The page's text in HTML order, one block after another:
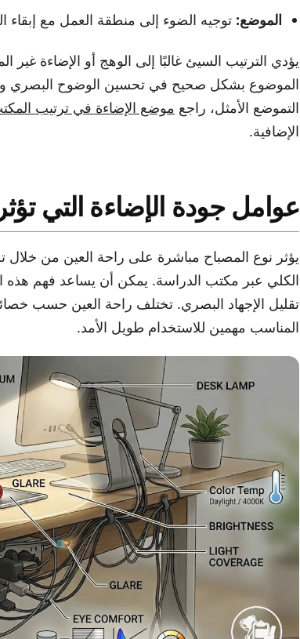
الموضع: توجيه الضوء إلى منطقة العمل مع إبقاء
يؤدي الترتيب السيئ غالبًا إلى الوهج أو الإضاءة غير
الموضوع بشكل صحيح في تحسين الوضوح البصري
التموضع الأمثل، راجع موضع الإضاءة في ترتيب
الإضافية.
عوامل جودة الإضاءة التي
يؤثر نوع المصباح مباشرة على راحة العين من خلال
الكلي عبر مكتب الدراسة. يمكن أن يساعد فهم هذه
تقليل الإجهاد البصري. تختلف راحة العين حسب
المناسب مهمين للاستخدام طويل الأمد.